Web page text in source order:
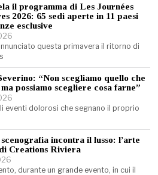
il programma di Les Journées
2026: 65 sedi aperte in 11 paesi
esclusive
questa primavera il ritorno di
“Non scegliamo quello che
possiamo scegliere cosa farne”
eventi dolorosi che segnano il proprio
incontra il lusso: l’arte
Creations Riviera
durante un grande evento, in cui il